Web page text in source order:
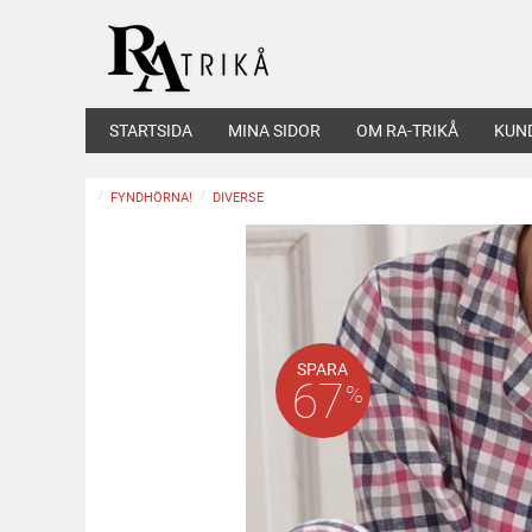
STARTSIDA MINA SIDOR OM RA-TRIKÅ
FYNDHÖRNA! DIVERSE
SPARA
67%